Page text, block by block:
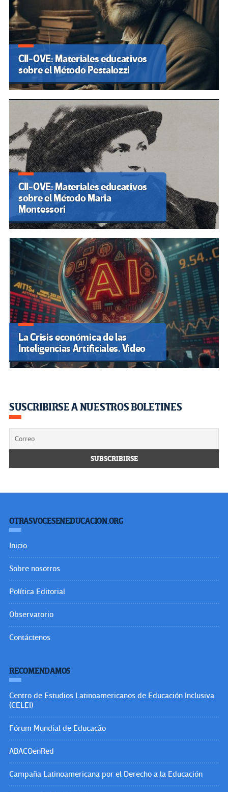
CII-OVE: Materiales educativos
sobre el Método Pestalozzi
CII-OVE: Materiales educativos
sobre el Método Maria
Montessori
La Crisis económica de las
Inteligencias Artificiales. Video
SUSCRIBIRSE A NUESTROS BOLETINES
OTRASVOCESENEDUCACION.ORG
Inicio
Sobre nosotros
Política Editorial
Observatorio
Contáctenos
RECOMENDAMOS
Centro de Estudios Latinoamericanos de Educación Inclusiva
(CELEI)
Fórum Mundial de Educação
ABACOenRed
Campaña Latinoamericana por el Derecho a la Educación